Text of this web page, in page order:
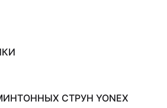
СТРУН YONEX